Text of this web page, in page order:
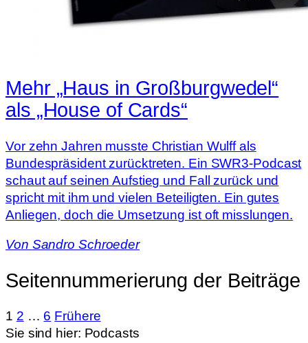
Mehr „Haus in Großburgwedel“
als „House of Cards“
Vor zehn Jahren musste Christian Wulff als
Bundespräsident zurücktreten. Ein SWR3-Podcast
schaut auf seinen Aufstieg und Fall zurück und
spricht mit ihm und vielen Beteiligten. Ein gutes
Anliegen, doch die Umsetzung ist oft misslungen.
Von Sandro Schroeder
Seitennummerierung der Beiträge
1 2 … 6 Frühere
Sie sind hier: Podcasts